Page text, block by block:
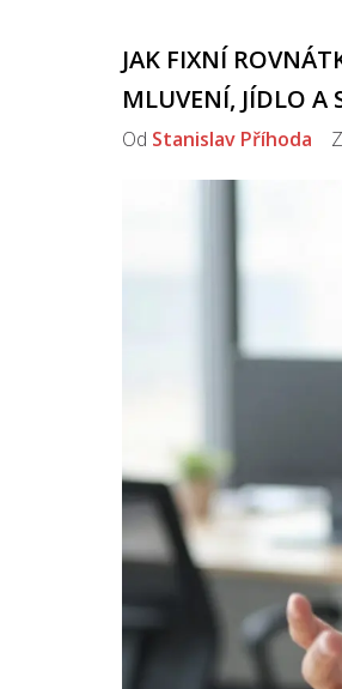
JAK FIXNÍ
MLUVENÍ, JÍDLO A
Od Stanislav Příhoda